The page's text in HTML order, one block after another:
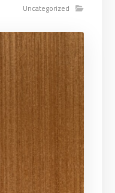
Uncategorized